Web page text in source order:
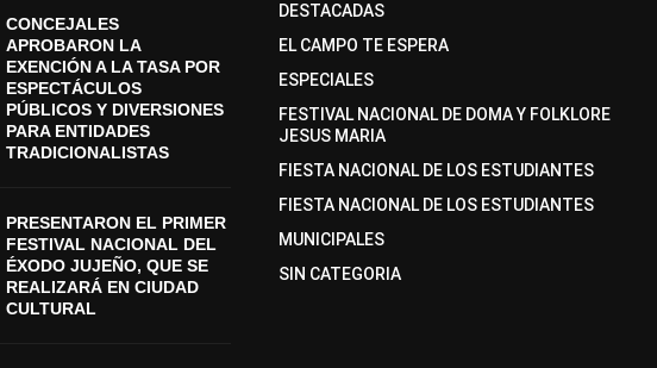
CONCEJALES
APROBARON LA
EXENCIÓN A LA TASA POR
ESPECTÁCULOS
PÚBLICOS Y DIVERSIONES
PARA ENTIDADES
TRADICIONALISTAS
PRESENTARON EL PRIMER
FESTIVAL NACIONAL DEL
ÉXODO JUJEÑO, QUE SE
REALIZARÁ EN CIUDAD
CULTURAL
DESTACADAS
EL CAMPO TE ESPERA
ESPECIALES
FESTIVAL NACIONAL DE DOMA Y FOLKLORE
JESUS MARIA
FIESTA NACIONAL DE LOS ESTUDIANTES
FIESTA NACIONAL DE LOS ESTUDIANTES
MUNICIPALES
SIN CATEGORIA